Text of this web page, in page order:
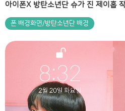
폰 배경화면/방탄소년단 배경